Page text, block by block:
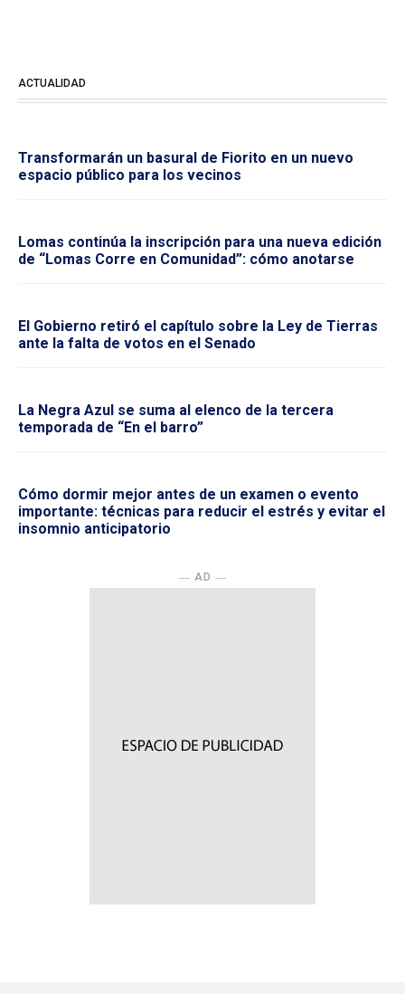
ACTUALIDAD
Transformarán un basural de Fiorito en un nuevo
espacio público para los vecinos
Lomas continúa la inscripción para una nueva edición
de “Lomas Corre en Comunidad”: cómo anotarse
El Gobierno retiró el capítulo sobre la Ley de Tierras
ante la falta de votos en el Senado
La Negra Azul se suma al elenco de la tercera
temporada de “En el barro”
Cómo dormir mejor antes de un examen o evento
importante: técnicas para reducir el estrés y evitar el
insomnio anticipatorio
― AD ―